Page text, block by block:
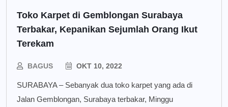
Toko Karpet di Gemblongan Surabaya
Terbakar, Kepanikan Sejumlah Orang Ikut
Terekam
BAGUS OKT 10, 2022
SURABAYA – Sebanyak dua toko karpet yang ada di
Jalan Gemblongan, Surabaya terbakar, Minggu